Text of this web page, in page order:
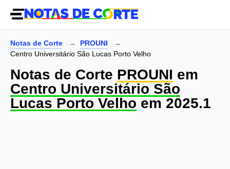
Notas de Corte
PROUNI
Centro Universitário São Lucas Porto Velho
Notas de Corte PROUNI em
Centro Universitário São
Lucas Porto Velho em 2025.1